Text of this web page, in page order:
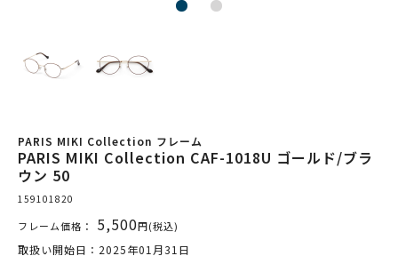
PARIS MIKI Collection フレーム
PARIS MIKI Collection CAF-1018U ゴールド/ブラ
ウン 50
159101820
フレーム価格： 5,500円(税込)
取扱い開始日：2025年01月31日